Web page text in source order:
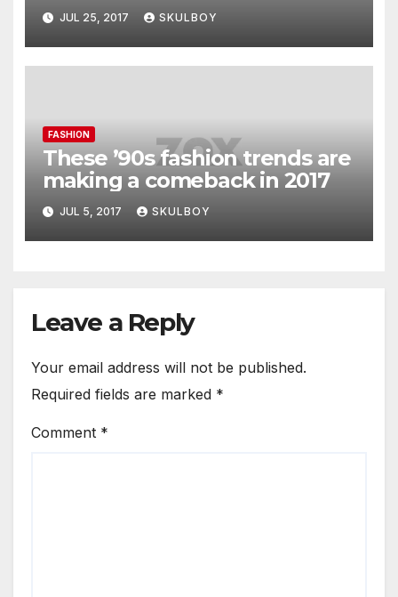
JUL 25, 2017 SKULBOY
FASHION
These ’90s fashion trends are
making a comeback in 2017
JUL 5, 2017 SKULBOY
Leave a Reply
Your email address will not be published.
Required fields are marked *
Comment *